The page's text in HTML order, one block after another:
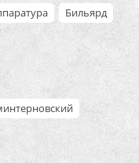
Бильярд